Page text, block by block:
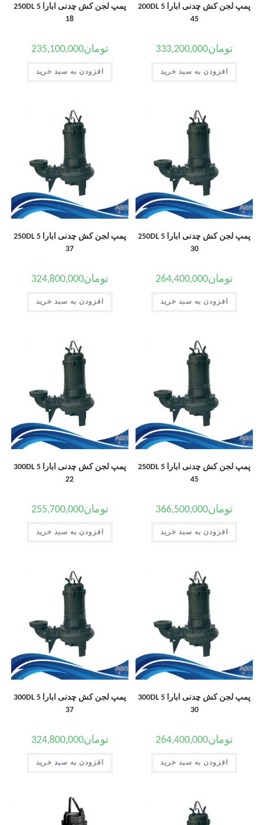
پمپ لجن کش چدنی ابارا 200DL 5
45
تومان333,200,000
افزودن به سبد خرید
پمپ لجن کش چدنی ابارا 250DL 5
18
تومان235,100,000
افزودن به سبد خرید
پمپ لجن کش چدنی ابارا 250DL 5
30
تومان264,400,000
افزودن به سبد خرید
پمپ لجن کش چدنی ابارا 250DL 5
37
تومان324,800,000
افزودن به سبد خرید
پمپ لجن کش چدنی ابارا 250DL 5
45
تومان366,500,000
افزودن به سبد خرید
پمپ لجن کش چدنی ابارا 300DL 5
22
تومان255,700,000
افزودن به سبد خرید
پمپ لجن کش چدنی ابارا 300DL 5
30
تومان264,400,000
افزودن به سبد خرید
پمپ لجن کش چدنی ابارا 300DL 5
37
تومان324,800,000
افزودن به سبد خرید